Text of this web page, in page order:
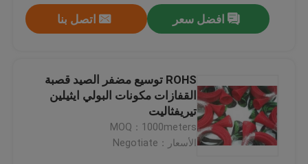
جولة في المعمل
اتصل بنا
اطلب اقتباس
افضل سعر اتصل بنا
ROHS توسيع مضفر الصيد قصبة
القفازات مكونات البولي ايثيلين
تيريفثاليت
MOQ：1000meters
الأسعار：Negotiate